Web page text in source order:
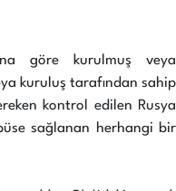
göre kurulmuş veya
kuruluş tarafından sahip
kontrol edilen Rusya
sağlanan herhangi bir